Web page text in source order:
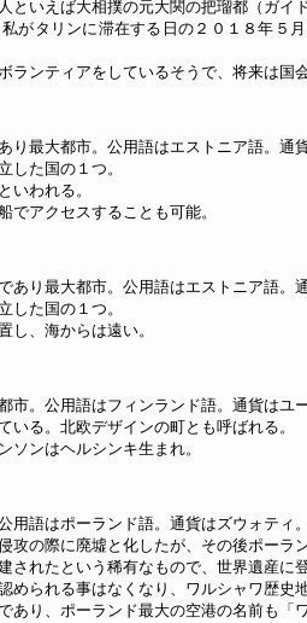
といえば大相撲の元大関の把瑠都（ガイ
がタリンに滞在する日の２０１８年５
ランティアをしているそうで、将来は国
り最大都市。公用語はエストニア語。通
した国の１つ。
いわれる。
でアクセスすることも可能。
あり最大都市。公用語はエストニア語。
した国の１つ。
し、海からは遠い。
市。公用語はフィンランド語。通貨はユー
る。北欧デザインの町とも呼ばれる。
ソンはヘルシンキ生まれ。
用語はポーランド語。通貨はズウォティ。
攻の際に廃墟と化したが、その後ポーラ
されたという稀有なもので、世界遺産に
められる事はなくなり、ワルシャワ歴史
あり、ポーランド最大の空港の名前も「